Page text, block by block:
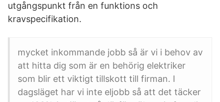
utgångspunkt från en funktions och
kravspecifikation.
mycket inkommande jobb så är vi i behov av
att hitta dig som är en behörig elektriker
som blir ett viktigt tillskott till firman. I
dagsläget har vi inte eljobb så att det täcker